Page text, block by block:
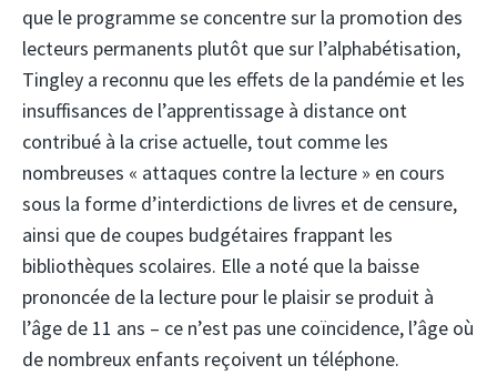
que le programme se concentre sur la promotion des
lecteurs permanents plutôt que sur l’alphabétisation,
Tingley a reconnu que les effets de la pandémie et les
insuffisances de l’apprentissage à distance ont
contribué à la crise actuelle, tout comme les
nombreuses « attaques contre la lecture » en cours
sous la forme d’interdictions de livres et de censure,
ainsi que de coupes budgétaires frappant les
bibliothèques scolaires. Elle a noté que la baisse
prononcée de la lecture pour le plaisir se produit à
l’âge de 11 ans – ce n’est pas une coïncidence, l’âge où
de nombreux enfants reçoivent un téléphone.